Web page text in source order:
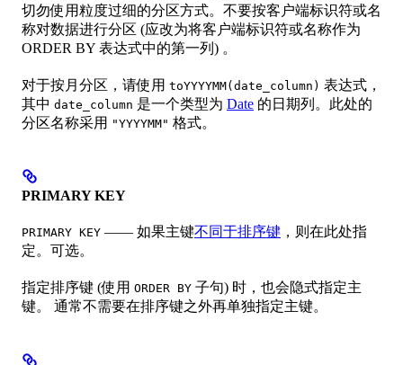
切勿使用粒度过细的分区方式。不要按客户端标识符或名
称对数据进行分区 (应改为将客户端标识符或名称作为
ORDER BY 表达式中的第一列) 。
对于按月分区，请使用 toYYYYMM(date_column) 表达式，
其中 date_column 是一个类型为 Date 的日期列。此处的
分区名称采用 "YYYYMM" 格式。
PRIMARY KEY
PRIMARY KEY —— 如果主键不同于排序键 ，则在此处指
定。可选。
指定排序键 (使用 ORDER BY 子句) 时，也会隐式指定主
键。 通常不需要在排序键之外再单独指定主键。